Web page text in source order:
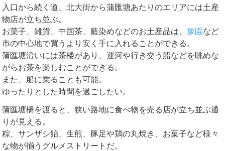
入口から続く道、北大街から蒲匯塘あたりのエリアには土産
物店が立ち並ぶ。
お菓子、雑貨、中国茶、藍染めなどのお土産品は、 豫園など
市の中心地で買うより安く手に入れることができる。
蒲匯塘沿いには茶楼があり、運河や行き交う船などを眺めな
がらお茶を楽しむことができる。
また、船に乗ることも可能。
ゆったりとした時間を過ごしたい。
蒲匯塘橋を渡ると、狭い路地に食べ物を売る店が立ち並ぶ通
りが見える。
粽、サンザシ飴、生煎、豚足や鶏の丸焼き、お菓子など様々
な物が揃うグルメストリートだ。